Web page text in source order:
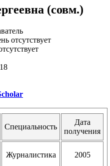
(совм.)
отсутствует
18
Специальность
Дата
получения
Журналистика 2005